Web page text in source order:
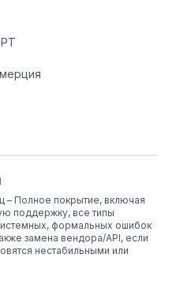
– Полное покрытие, включая
поддержку, все типы
формальных ошибок
замена вендора/API, если
нестабильными или